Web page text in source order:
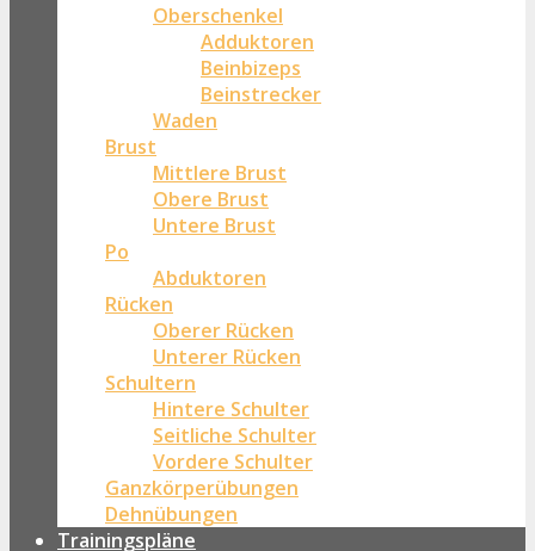
Oberschenkel
Adduktoren
Beinbizeps
Beinstrecker
Waden
Brust
Mittlere Brust
Obere Brust
Untere Brust
Po
Abduktoren
Rücken
Oberer Rücken
Unterer Rücken
Schultern
Hintere Schulter
Seitliche Schulter
Vordere Schulter
Ganzkörperübungen
Dehnübungen
Trainingspläne